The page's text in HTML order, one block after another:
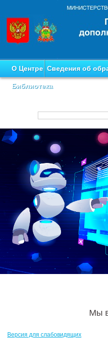
О Центре Сведения об
Библиотека
Мы
Версия для слабовидящих